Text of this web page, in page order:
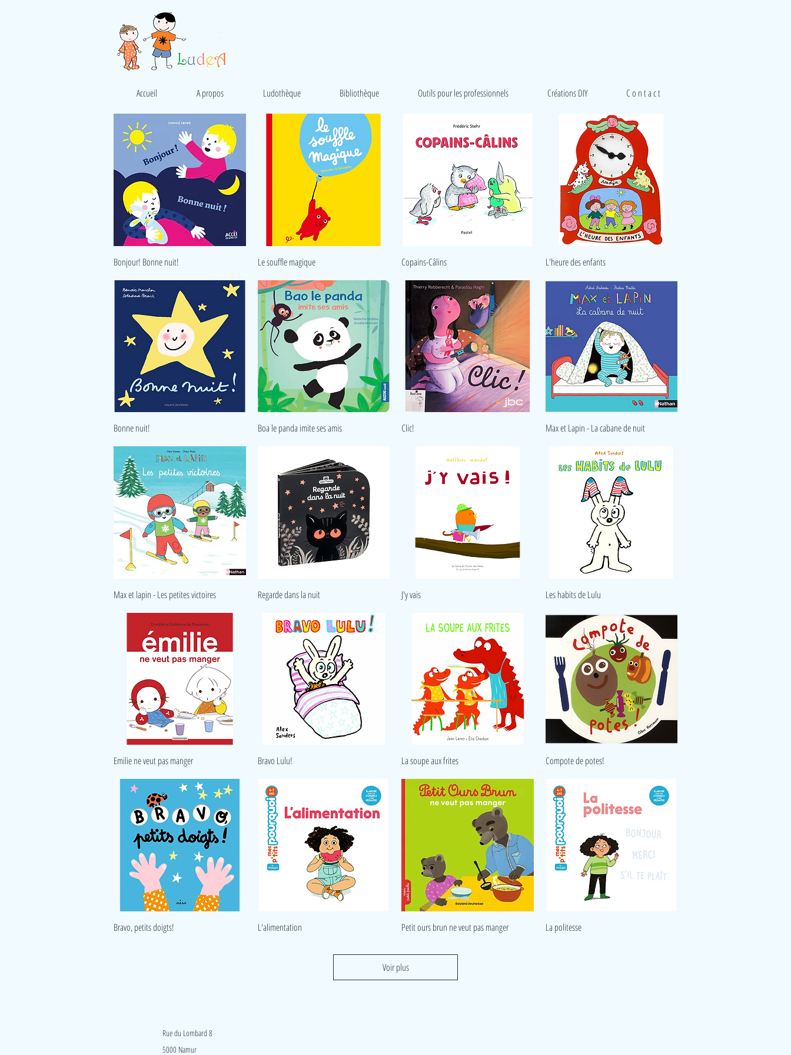
Accueil A propos Ludothèque Bibliothèque Outils pour les professionnels Créations DIY C o n t a c t
Aperçu rapide
Bonjour! Bonne nuit! Aperçu rapide
Le souffle magique Copains-Câlins Aperçu rapide
L'heure des enfants
Bonne nuit! Aperçu rapide
Boa le panda imite ses amis Clic! Aperçu rapide
Max et Lapin - La cabane de nuit
Aperçu rapide
Max et lapin - Les petites victoires Aperçu rapide
Regarde dans la nuit J'y vais Aperçu rapide
Les habits de Lulu
Aperçu rapide
Emilie ne veut pas manger Bravo Lulu! Aperçu rapide
La soupe aux frites Aperçu rapide
Compote de potes!
Aperçu rapide
Bravo, petits doigts! L'alimentation Aperçu rapide
Petit ours brun ne veut pas manger La politesse
Voir plus
Rue du Lombard 8
5000 Namur